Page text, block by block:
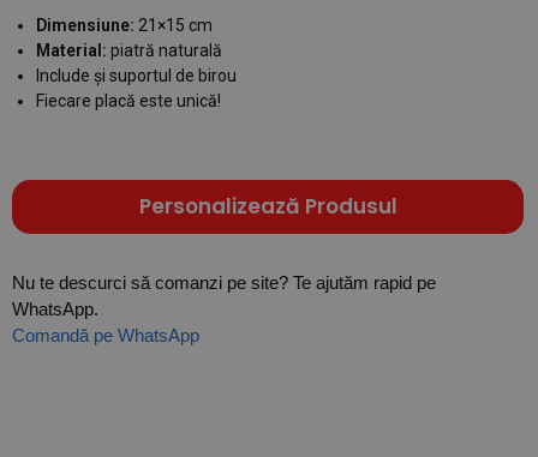
Dimensiune: 21×15 cm
Material: piatră naturală
Include și suportul de birou
Fiecare placă este unică!
Personalizează Produsul
Nu te descurci să comanzi pe site? Te ajutăm rapid pe
WhatsApp.
Comandă pe WhatsApp